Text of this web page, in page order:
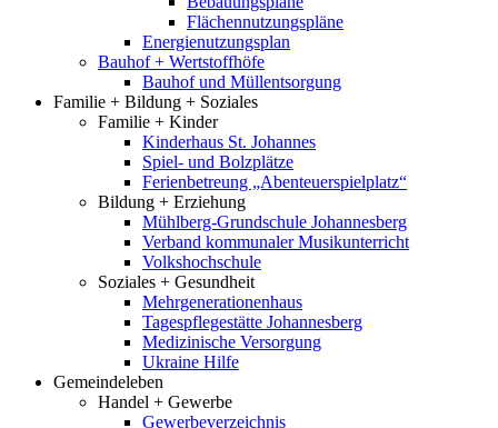
Flächennutzungspläne
Energienutzungsplan
Bauhof + Wertstoffhöfe
Bauhof und Müllentsorgung
Familie + Bildung + Soziales
Familie + Kinder
Kinderhaus St. Johannes
Spiel- und Bolzplätze
Ferienbetreung „Abenteuerspielplatz“
Bildung + Erziehung
Mühlberg-Grundschule Johannesberg
Verband kommunaler Musikunterricht
Volkshochschule
Soziales + Gesundheit
Mehrgenerationenhaus
Tagespflegestätte Johannesberg
Medizinische Versorgung
Ukraine Hilfe
Gemeindeleben
Handel + Gewerbe
Gewerbeverzeichnis